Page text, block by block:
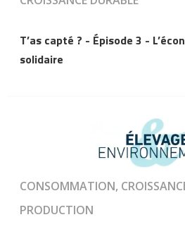
T’as capté ? - Épisode 3 -
solidaire
CONSOMMATION,
PRODUCTION